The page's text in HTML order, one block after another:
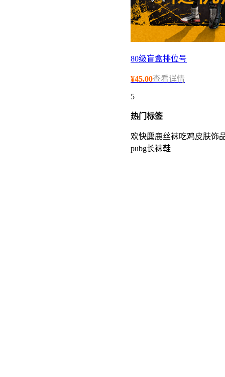
80级盲盒排位号
¥45.00查看详情
5
热门 标签
欢快麋鹿丝袜吃鸡皮肤饰
pubg长袜鞋